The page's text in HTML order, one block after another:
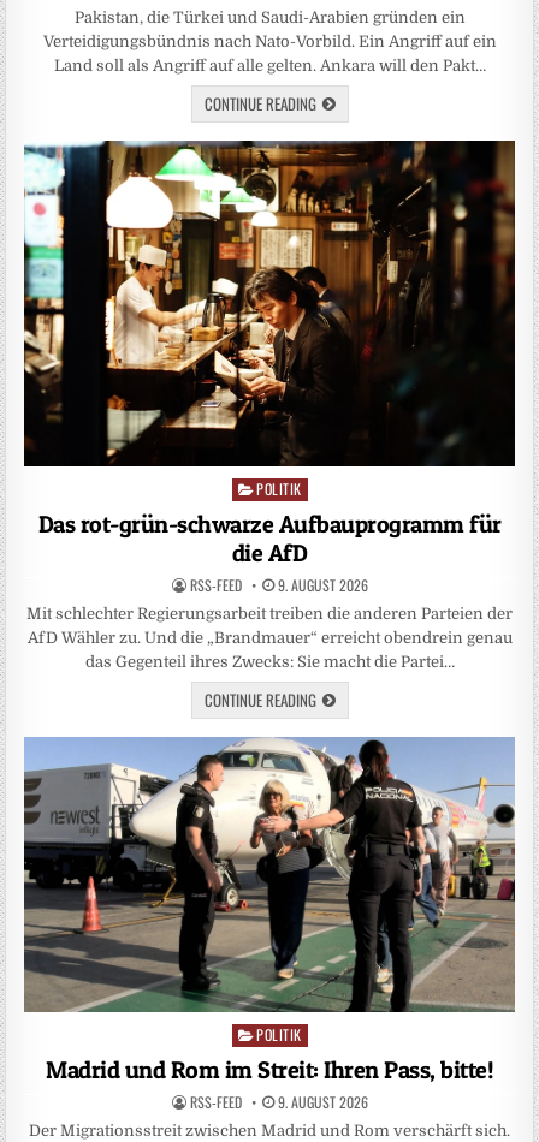
Pakistan, die Türkei und Saudi-Arabien gründen ein
Verteidigungsbündnis nach Nato-Vorbild. Ein Angriff auf ein
Land soll als Angriff auf alle gelten. Ankara will den Pakt…
CONTINUE READING
Posted
POLITIK
Das rot-grün-schwarze Aufbauprogramm für
die AfD
RSS-FEED 9. AUGUST 2026
Mit schlechter Regierungsarbeit treiben die anderen Parteien der
AfD Wähler zu. Und die „Brandmauer“ erreicht obendrein genau
das Gegenteil ihres Zwecks: Sie macht die Partei…
CONTINUE READING
Posted
in
POLITIK
Madrid und Rom im Streit: Ihren Pass, bitte!
RSS-FEED 9. AUGUST 2026
Der Migrationsstreit zwischen Madrid und Rom verschärft sich.